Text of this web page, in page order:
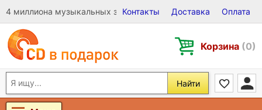
4 миллиона музыкальных записей на Виниле, CD и DVD
Контакты Доставка Оплата
Корзина (0)
Найти